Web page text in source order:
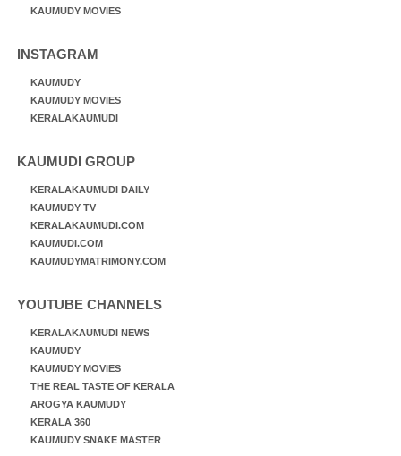
KAUMUDY MOVIES
INSTAGRAM
KAUMUDY
KAUMUDY MOVIES
KERALAKAUMUDI
KAUMUDI GROUP
KERALAKAUMUDI DAILY
KAUMUDY TV
KERALAKAUMUDI.COM
KAUMUDI.COM
KAUMUDYMATRIMONY.COM
YOUTUBE CHANNELS
KERALAKAUMUDI NEWS
KAUMUDY
KAUMUDY MOVIES
THE REAL TASTE OF KERALA
AROGYA KAUMUDY
KERALA 360
KAUMUDY SNAKE MASTER